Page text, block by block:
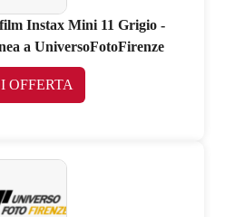
Instax Mini 11 Grigio -
a UniversoFotoFirenze
OFFERTA